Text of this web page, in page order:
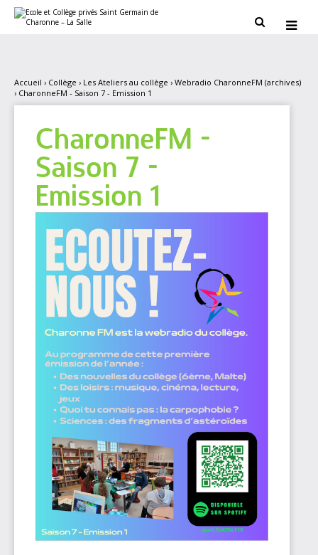
contenu.
personnels
 
Accueil › Collège › Les Ateliers au collège › Webradio CharonneFM (archives)
› CharonneFM - Saison 7 - Emission 1
CharonneFM -
Saison 7 -
Emission 1